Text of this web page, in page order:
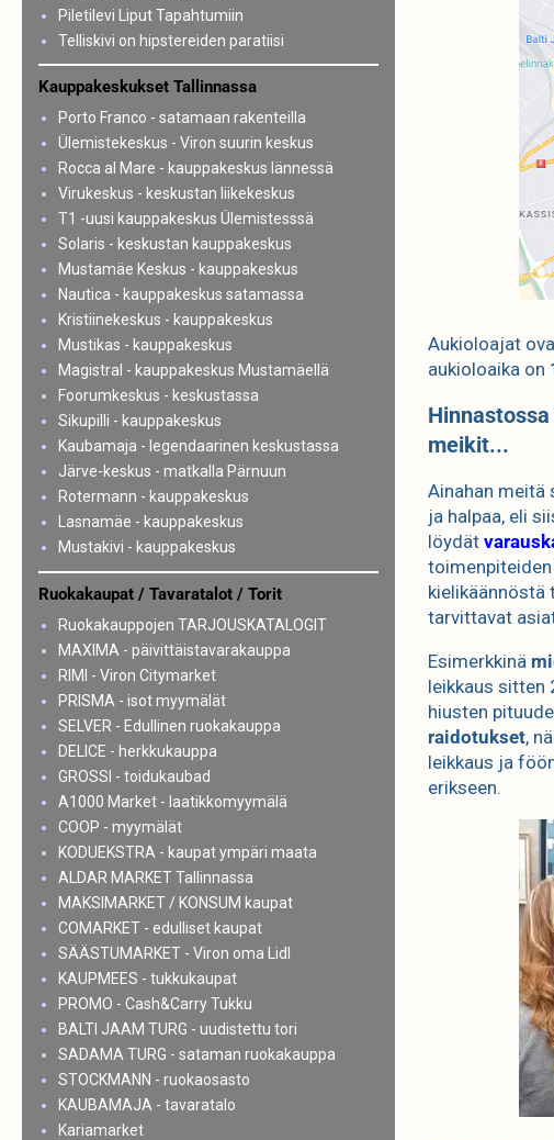
Aukioloajat
aukioloaika on
meikit...
Ainahan meitä
ja halpaa, eli
löydät
kielikäännöstä
tarvittavat
Esimerkkinä
leikkaus sitten
hiusten
raidotukset,
leikkaus ja
erikseen.
Piletilevi Liput Tapahtumiin
Telliskivi on hipstereiden paratiisi
Kauppakeskukset Tallinnassa
Porto Franco - satamaan rakenteilla
Ülemistekeskus - Viron suurin keskus
Rocca al Mare - kauppakeskus lännessä
Virukeskus - keskustan liikekeskus
T1 -uusi kauppakeskus Ülemistesssä
Solaris - keskustan kauppakeskus
Mustamäe Keskus - kauppakeskus
Nautica - kauppakeskus satamassa
Kristiinekeskus - kauppakeskus
Mustikas - kauppakeskus
Magistral - kauppakeskus Mustamäellä
Foorumkeskus - keskustassa
Sikupilli - kauppakeskus
Kaubamaja - legendaarinen keskustassa
Järve-keskus - matkalla Pärnuun
Rotermann - kauppakeskus
Lasnamäe - kauppakeskus
Mustakivi - kauppakeskus
Ruokakaupat / Tavaratalot / Torit
Ruokakauppojen TARJOUSKATALOGIT
MAXIMA - päivittäistavarakauppa
RIMI - Viron Citymarket
PRISMA - isot myymälät
SELVER - Edullinen ruokakauppa
DELICE - herkkukauppa
GROSSI - toidukaubad
A1000 Market - laatikkomyymälä
COOP - myymälät
KODUEKSTRA - kaupat ympäri maata
ALDAR MARKET Tallinnassa
MAKSIMARKET / KONSUM kaupat
COMARKET - edulliset kaupat
SÄÄSTUMARKET - Viron oma Lidl
KAUPMEES - tukkukaupat
PROMO - Cash&Carry Tukku
BALTI JAAM TURG - uudistettu tori
SADAMA TURG - sataman ruokakauppa
STOCKMANN - ruokaosasto
KAUBAMAJA - tavaratalo
Kariamarket